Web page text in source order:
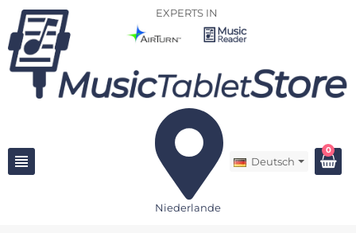
EXPERTS IN
view_headline
Niederlande
Deutsch
0